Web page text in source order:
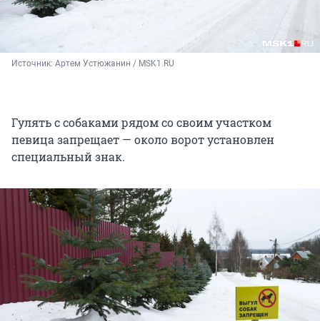
Источник: Артем Устюжанин / MSK1.RU
Гулять с собаками рядом со своим участком
певица запрещает — около ворот установлен
специальный знак.